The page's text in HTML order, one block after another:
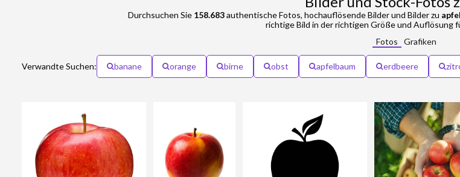
Durchsuchen Sie 158.683authentische Fotos, hochauflösende Bilder und Bilder zu apfel
richtige Bild in der richtigen Größe und Auflösung
Fotos
Grafiken
Verwandte Suchen: banane orange birne obst apfelbaum erdbeere